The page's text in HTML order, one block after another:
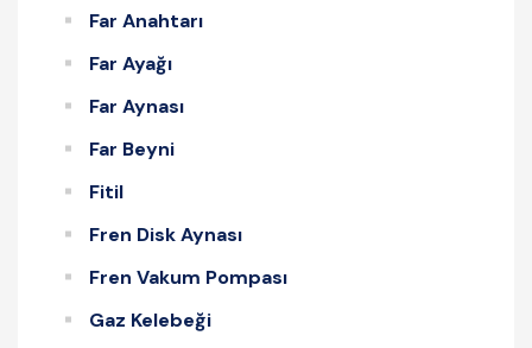
Far Anahtarı
Far Ayağı
Far Aynası
Far Beyni
Fitil
Fren Disk Aynası
Fren Vakum Pompası
Gaz Kelebeği